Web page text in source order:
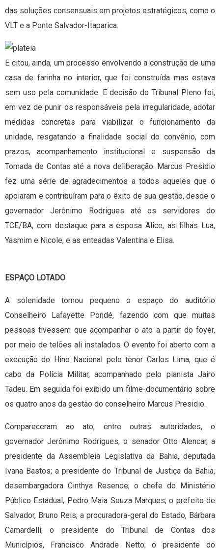
das soluções consensuais em projetos estratégicos, como o
VLT e a Ponte Salvador-Itaparica.
E citou, ainda, um processo envolvendo a construção de uma
casa de farinha no interior, que foi construída mas estava
sem uso pela comunidade. E decisão do Tribunal Pleno foi,
em vez de punir os responsáveis pela irregularidade, adotar
medidas concretas para viabilizar o funcionamento da
unidade, resgatando a finalidade social do convênio, com
prazos, acompanhamento institucional e suspensão da
Tomada de Contas até a nova deliberação. Marcus Presidio
fez uma série de agradecimentos a todos aqueles que o
apoiaram e contribuíram para o êxito de sua gestão, desde o
governador Jerônimo Rodrigues até os servidores do
TCE/BA, com destaque para a esposa Alice, as filhas Lua,
Yasmim e Nicole, e as enteadas Valentina e Elisa.
ESPAÇO LOTADO
A solenidade tornou pequeno o espaço do auditório
Conselheiro Lafayette Pondé, fazendo com que muitas
pessoas tivessem que acompanhar o ato a partir do foyer,
por meio de telões ali instalados. O evento foi aberto com a
execução do Hino Nacional pelo tenor Carlos Lima, que é
cabo da Polícia Militar, acompanhado pelo pianista Jairo
Tadeu. Em seguida foi exibido um filme-documentário sobre
os quatro anos da gestão do conselheiro Marcus Presidio.
Compareceram ao ato, entre outras autoridades, o
governador Jerônimo Rodrigues, o senador Otto Alencar, a
presidente da Assembleia Legislativa da Bahia, deputada
Ivana Bastos; a presidente do Tribunal de Justiça da Bahia,
desembargadora Cinthya Resende; o chefe do Ministério
Público Estadual, Pedro Maia Souza Marques; o prefeito de
Salvador, Bruno Reis; a procuradora-geral do Estado, Bárbara
Camardelli; o presidente do Tribunal de Contas dos
Municípios, Francisco Andrade Netto; o presidente do